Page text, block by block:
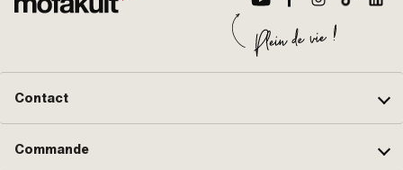
Contact
Commande